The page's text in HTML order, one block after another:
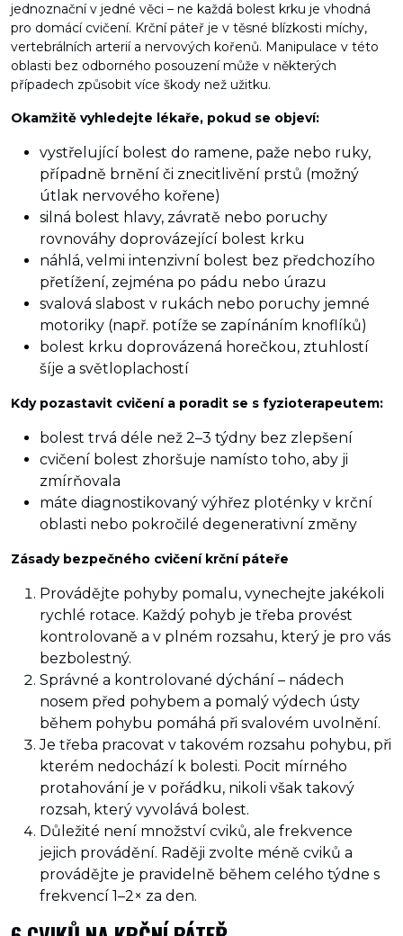
jednoznační v jedné věci – ne každá bolest krku je vhodná
pro domácí cvičení. Krční páteř je v těsné blízkosti míchy,
vertebrálních arterií a nervových kořenů. Manipulace v této
oblasti bez odborného posouzení může v některých
případech způsobit více škody než užitku.
Okamžitě vyhledejte lékaře, pokud se objeví:
vystřelující bolest do ramene, paže nebo ruky,
případně brnění či znecitlivění prstů (možný
útlak nervového kořene)
silná bolest hlavy, závratě nebo poruchy
rovnováhy doprovázející bolest krku
náhlá, velmi intenzivní bolest bez předchozího
přetížení, zejména po pádu nebo úrazu
svalová slabost v rukách nebo poruchy jemné
motoriky (např. potíže se zapínáním knoflíků)
bolest krku doprovázená horečkou, ztuhlostí
šíje a světloplachostí
Kdy pozastavit cvičení a poradit se s fyzioterapeutem:
bolest trvá déle než 2–3 týdny bez zlepšení
cvičení bolest zhoršuje namísto toho, aby ji
zmírňovala
máte diagnostikovaný výhřez ploténky v krční
oblasti nebo pokročilé degenerativní změny
Zásady bezpečného cvičení krční páteře
Provádějte pohyby pomalu, vynechejte jakékoli
rychlé rotace. Každý pohyb je třeba provést
kontrolovaně a v plném rozsahu, který je pro vás
bezbolestný.
Správné a kontrolované dýchání – nádech
nosem před pohybem a pomalý výdech ústy
během pohybu pomáhá při svalovém uvolnění.
Je třeba pracovat v takovém rozsahu pohybu, při
kterém nedochází k bolesti. Pocit mírného
protahování je v pořádku, nikoli však takový
rozsah, který vyvolává bolest.
Důležité není množství cviků, ale frekvence
jejich provádění. Raději zvolte méně cviků a
provádějte je pravidelně během celého týdne s
frekvencí 1–2× za den.